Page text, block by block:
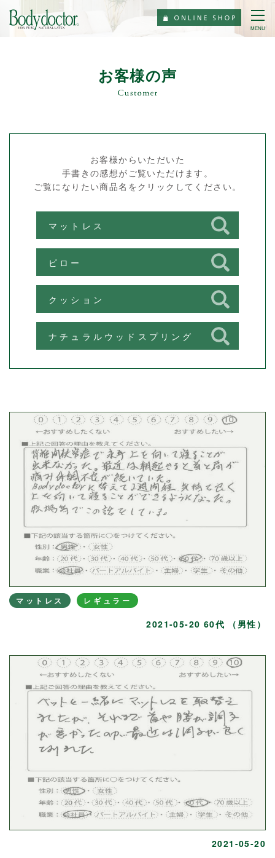
MENU
お客様の声
お客様からいただいた
手書きの感想がご覧いただけます。
ご覧になりたい商品名をクリックしてください。
マットレス
ピロー
クッション
ナチュラルウッドスプリング
マットレス レギュラー
2021-05-20 60代 （男性）
2021-05-20